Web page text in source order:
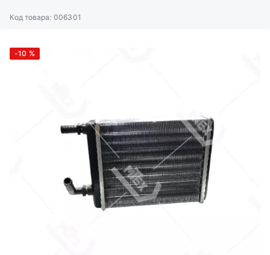
Код товара: 006301
-10 %